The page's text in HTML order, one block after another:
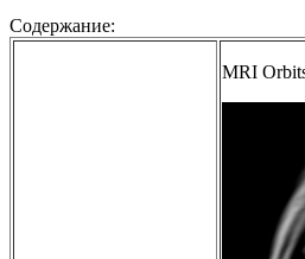
Содержание:
MRI